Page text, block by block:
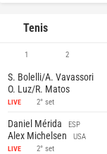
Tenis
1 2
S. Bolelli/A. Vavassori
O. Luz/R. Matos
LIVE 2° set
Daniel Mérida ESP
Alex Michelsen USA
LIVE 2° set